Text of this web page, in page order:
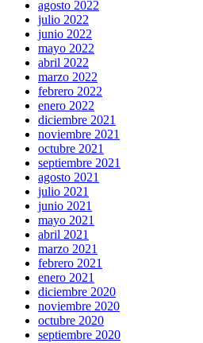
agosto 2022
julio 2022
junio 2022
mayo 2022
abril 2022
marzo 2022
febrero 2022
enero 2022
diciembre 2021
noviembre 2021
octubre 2021
septiembre 2021
agosto 2021
julio 2021
junio 2021
mayo 2021
abril 2021
marzo 2021
febrero 2021
enero 2021
diciembre 2020
noviembre 2020
octubre 2020
septiembre 2020